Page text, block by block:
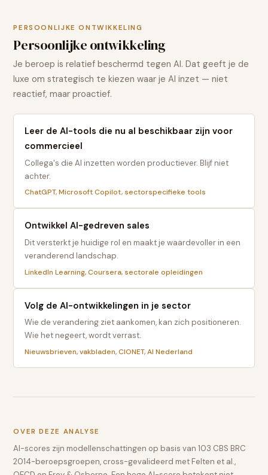
PERSOONLIJKE ONTWIKKELING
Persoonlijke ontwikkeling
Je beroep is relatief beschermd tegen AI. Dat geeft je de
luxe om strategisch te kiezen waar je AI inzet — niet
reactief, maar proactief.
Leer de AI-tools die nu al beschikbaar zijn voor
commercieel
Collega's die AI inzetten worden productiever. Blijf niet
achter.
ChatGPT, Microsoft Copilot, sectorspecifieke tools
Ontwikkel AI-gedreven sales
Dit versterkt je huidige rol en maakt je waardevoller in een
veranderend landschap.
LinkedIn Learning, Coursera, sectorale opleidingen
Volg de AI-ontwikkelingen in je sector
Wie de verandering ziet aankomen, kan zich positioneren.
Wie het negeert, wordt verrast.
Nieuwsbrieven, vakbladen, CIONET, AI Nederland
OVER DEZE ANALYSE
AI-scores zijn modellenschattingen op basis van 103 CBS BRC
2014-beroepsgroepen, cross-gevalideerd met Felten et al.,